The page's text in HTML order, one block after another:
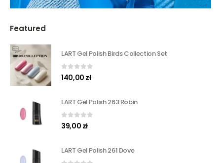
Featured
LART Gel Polish Birds Collection Set
0 out of 5
140,00 zł
LART Gel Polish 263 Robin
0out of 5
39,00 zł
LART Gel Polish 261 Dove